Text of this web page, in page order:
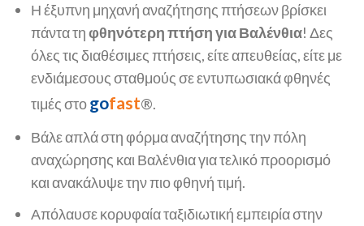
Η έξυπνη μηχανή αναζήτησης πτήσεων βρίσκει
πάντα τηφθηνότερη πτήση για Βαλένθια! Δες
όλες τις διαθέσιμες πτήσεις, είτε απευθείας, είτε με
ενδιάμεσους σταθμούς σε εντυπωσιακά φθηνές
τιμές στοgofast®.
Βάλε απλά στη φόρμα αναζήτησης την πόλη
αναχώρησης και Βαλένθια για τελικό προορισμό
και ανακάλυψε την πιο φθηνή τιμή.
Απόλαυσε κορυφαία ταξιδιωτική εμπειρία στην